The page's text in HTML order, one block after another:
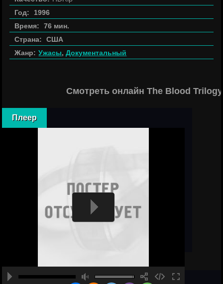
Год:
1996
Время:
76 мин.
Страна:
США
Жанр: Ужасы,Документальный
Смотреть онлайн The Blood
Плеер